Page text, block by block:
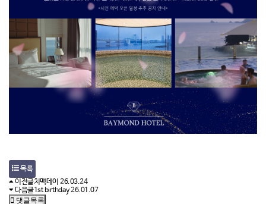
목록
이전글치맥데이 26.03.24
다음글1st birthday26.01.07
댓글목록